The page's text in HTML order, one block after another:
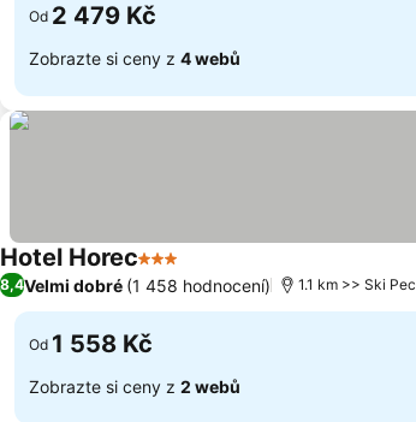
Od 2 479 Kč
Zobrazte si ceny z 4 webů
Hotel Horec3 Počet hvězdiček
8,4Velmi dobré (1 458 hodnocení) 1.1 km >> Ski Pec
Od 1 558 Kč
Zobrazte si ceny z 2 webů